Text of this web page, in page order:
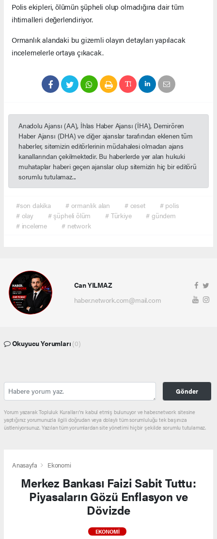
Polis ekipleri, ölümün şüpheli olup olmadığına dair tüm
ihtimalleri değerlendiriyor.
Ormanlık alandaki bu gizemli olayın detayları yapılacak
incelemelerle ortaya çıkacak.
Anadolu Ajansı (AA), İhlas Haber Ajansı (İHA), Demirören
Haber Ajansı (DHA) ve diğer ajanslar tarafından eklenen tüm
haberler, sitemizin editörlerinin müdahalesi olmadan ajans
kanallarından çekilmektedir. Bu haberlerde yer alan hukuki
muhataplar haberi geçen ajanslar olup sitemizin hiç bir editörü
sorumlu tutulamaz...
#son dakika # ormanlık alan # ceset
# polis
# olay
# şüpheli ölüm # Türkiye
# gündem
# inceleme
# network
Can YILMAZ
haber.network.com@mail.com
Okuyucu Yorumları (0)
Gönder
Yorum yazarak Topluluk Kuralları’nı kabul etmiş bulunuyor ve haber.network sitesine
yaptığınız yorumunuzla ilgili doğrudan veya dolaylı tüm sorumluluğu tek başınıza
üstleniyorsunuz. Yazılan tüm yorumlardan site yönetimi hiçbir şekilde sorumlu tutulamaz.
Anasayfa Ekonomi
Merkez Bankası Faizi Sabit Tuttu:
Piyasaların Gözü Enflasyon ve
Dövizde
EKONOMI